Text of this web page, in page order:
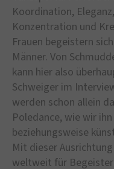
Koordination,
Konzentration und
Frauen begeistern
Männer. Von
kann hier also
Schweiger im
werden schon allein
Poledance, wie wir
beziehungsweise
Mit dieser
weltweit für